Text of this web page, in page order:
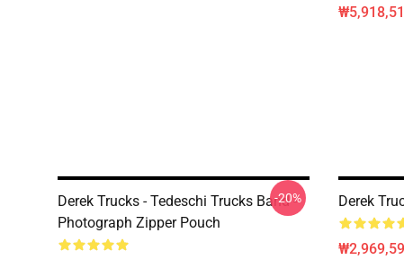
Derek Trucks - Tedeschi Trucks Band -
Photograph Zipper Pouch
-20% Derek